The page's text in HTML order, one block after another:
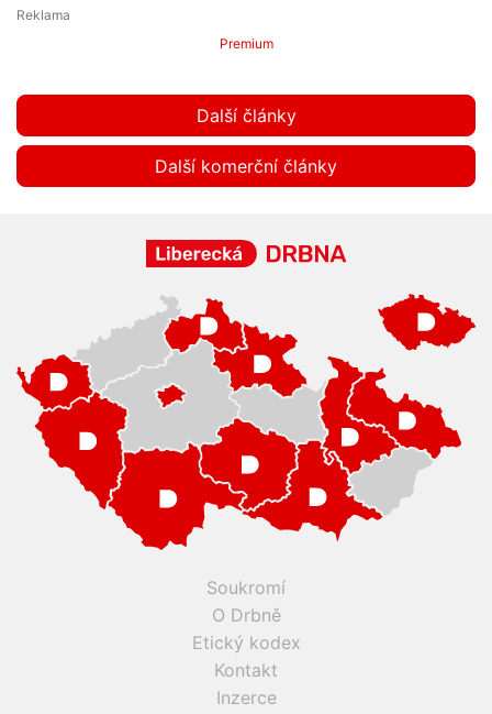
Premium
Další články
Další komerční články
Soukromí
O Drbně
Etický kodex
Kontakt
Inzerce